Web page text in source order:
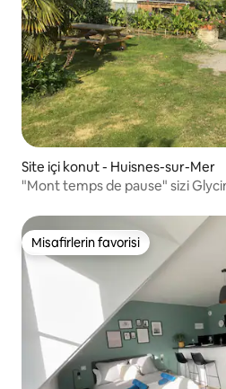
Site içi konut - Huisnes-sur-Mer
"Mont temps de pause" sizi
Misafirlerin favorisi
Misafirlerin favorisi